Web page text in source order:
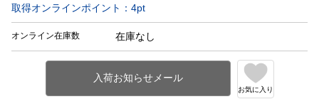
取得オンラインポイント： 4pt
オンライン在庫数 在庫なし
お気に入り